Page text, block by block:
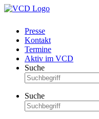
Presse
Kontakt
Termine
Aktiv im VCD
Suche
Suche